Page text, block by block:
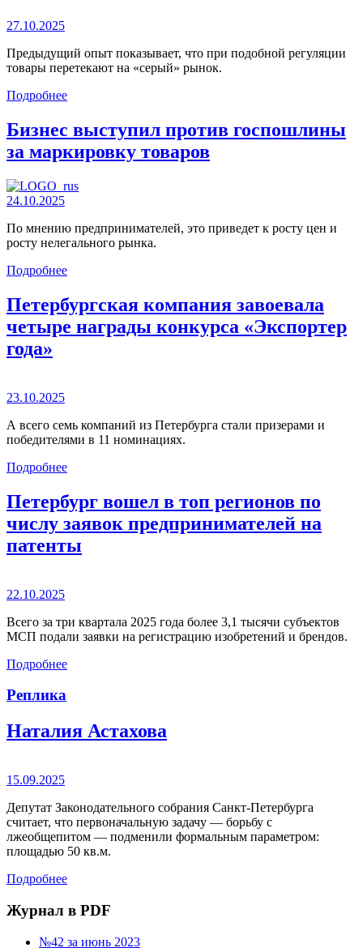
27.10.2025
Предыдущий опыт показывает, что при подобной регуляции
товары перетекают на «серый» рынок.
Подробнее
Бизнес выступил против госпошлины
за маркировку товаров
24.10.2025
По мнению предпринимателей, это приведет к росту цен и
росту нелегального рынка.
Подробнее
Петербургская компания завоевала
четыре награды конкурса «Экспортер
года»
23.10.2025
А всего семь компаний из Петербурга стали призерами и
победителями в 11 номинациях.
Подробнее
Петербург вошел в топ регионов по
числу заявок предпринимателей на
патенты
22.10.2025
Всего за три квартала 2025 года более 3,1 тысячи субъектов
МСП подали заявки на регистрацию изобретений и брендов.
Подробнее
Реплика
Наталия Астахова
15.09.2025
Депутат Законодательного собрания Санкт-Петербурга
считает, что первоначальную задачу — борьбу с
лжеобщепитом — подменили формальным параметром:
площадью 50 кв.м.
Подробнее
Журнал в PDF
№42 за июнь 2023